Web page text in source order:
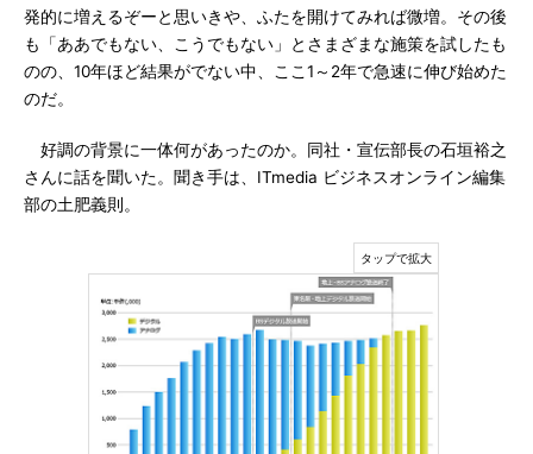
発的に増えるぞーと思いきや、ふたを開けてみれば微増。その後
も「ああでもない、こうでもない」とさまざまな施策を試したも
のの、10年ほど結果がでない中、ここ1～2年で急速に伸び始めた
のだ。
好調の背景に一体何があったのか。同社・宣伝部長の石垣裕之
さんに話を聞いた。聞き手は、ITmedia ビジネスオンライン編集
部の土肥義則。